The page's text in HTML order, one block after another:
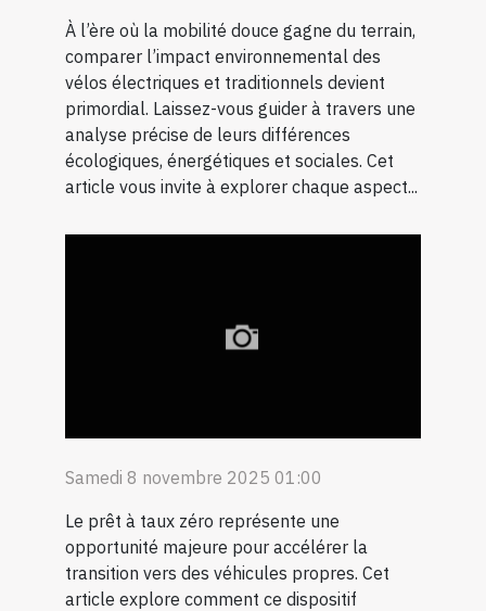
À l’ère où la mobilité douce gagne du terrain,
comparer l’impact environnemental des
vélos électriques et traditionnels devient
primordial. Laissez-vous guider à travers une
analyse précise de leurs différences
écologiques, énergétiques et sociales. Cet
article vous invite à explorer chaque aspect...
Samedi 8 novembre 2025 01:00
Le prêt à taux zéro représente une
opportunité majeure pour accélérer la
transition vers des véhicules propres. Cet
article explore comment ce dispositif